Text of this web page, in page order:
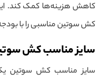
کاهش هزینه‌ها کمک کند.
کش سوتین مناسبی را با
سایز مناسب کش
سایز مناسب کش سوتین